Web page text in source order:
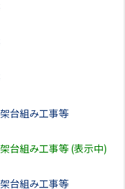
台組み工事等
台組み工事等 (表示中)
台組み工事等